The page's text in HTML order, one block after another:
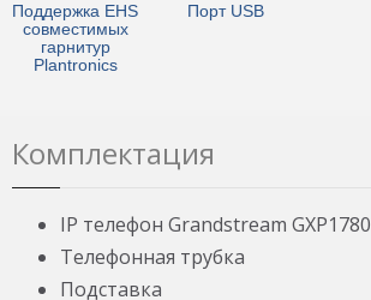
Поддержка EHS
совместимых
гарнитур
Plantronics
Порт USB
Комплектация
IP телефон Grandstream GXP1780
Телефонная трубка
Подставка